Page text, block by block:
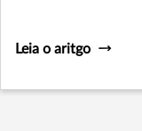
Leia o aritgo